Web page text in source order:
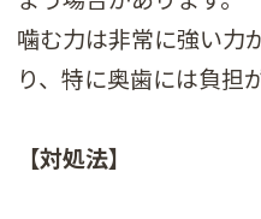
噛む力は非常に強い力
り、特に奥歯には負担
【対処法】